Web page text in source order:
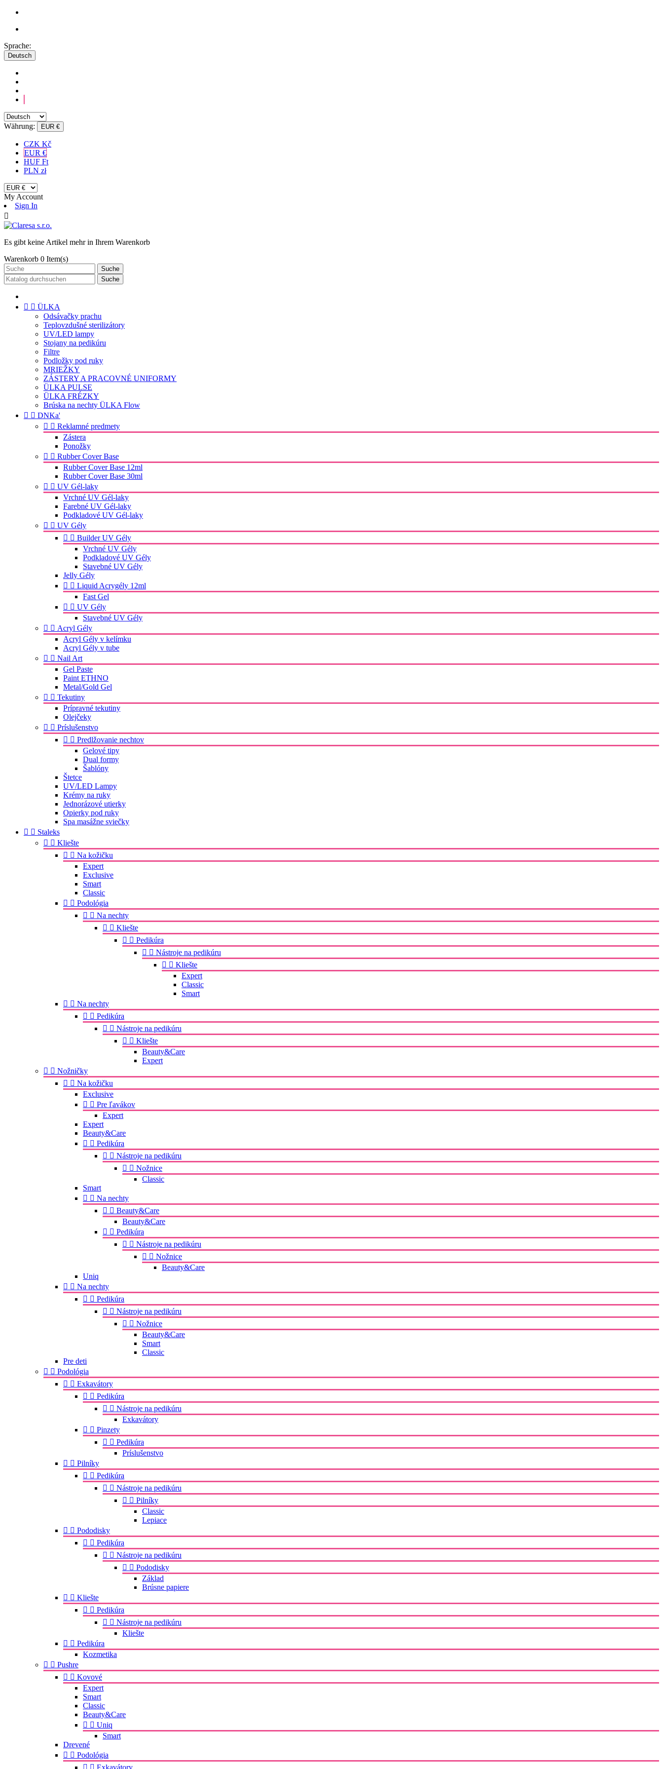
Sprache:
Deutsch
Währung: EUR €
CZK Kč
EUR €
HUF Ft
PLN zł
My Account
Sign In

Es gibt keine Artikel mehr in Ihrem Warenkorb
Warenkorb 0 Item(s)
Suche
Suche
  ÜLKA
Odsávačky prachu
Teplovzdušné sterilizátory
UV/LED lampy
Stojany na pedikúru
Filtre
Podložky pod ruky
MRIEŽKY
ZÁSTERY A PRACOVNÉ UNIFORMY
ÜLKA PULSE
ÜLKA FRÉZKY
Brúska na nechty ÜLKA Flow
  DNKa'
  Reklamné predmety
Zástera
Ponožky
  Rubber Cover Base
Rubber Cover Base 12ml
Rubber Cover Base 30ml
  UV Gél-laky
Vrchné UV Gél-laky
Farebné UV Gél-laky
Podkladové UV Gél-laky
  UV Gély
  Builder UV Gély
Vrchné UV Gély
Podkladové UV Gély
Stavebné UV Gély
Jelly Gély
  Liquid Acrygély 12ml
Fast Gel
  UV Gély
Stavebné UV Gély
  Acryl Gély
Acryl Gély v kelímku
Acryl Gély v tube
  Nail Art
Gel Paste
Paint ETHNO
Metal/Gold Gel
  Tekutiny
Prípravné tekutiny
Olejčeky
  Príslušenstvo
  Predlžovanie nechtov
Gelové tipy
Dual formy
Šablóny
Štetce
UV/LED Lampy
Krémy na ruky
Jednorázové utierky
Opierky pod ruky
Spa masážne sviečky
  Staleks
  Kliešte
  Na kožičku
Expert
Exclusive
Smart
Classic
  Podológia
  Na nechty
  Kliešte
  Pedikúra
  Nástroje na pedikúru
  Kliešte
Expert
Classic
Smart
  Na nechty
  Pedikúra
  Nástroje na pedikúru
  Kliešte
Beauty&Care
Expert
  Nožničky
  Na kožičku
Exclusive
  Pre ľavákov
Expert
Expert
Beauty&Care
  Pedikúra
  Nástroje na pedikúru
  Nožnice
Classic
Smart
  Na nechty
  Beauty&Care
Beauty&Care
  Pedikúra
  Nástroje na pedikúru
  Nožnice
Beauty&Care
Uniq
  Na nechty
  Pedikúra
  Nástroje na pedikúru
  Nožnice
Beauty&Care
Smart
Classic
Pre deti
  Podológia
  Exkavátory
  Pedikúra
  Nástroje na pedikúru
Exkavátory
  Pinzety
  Pedikúra
Príslušenstvo
  Pilníky
  Pedikúra
  Nástroje na pedikúru
  Pilníky
Classic
Lepiace
  Pododisky
  Pedikúra
  Nástroje na pedikúru
  Pododisky
Základ
Brúsne papiere
  Kliešte
  Pedikúra
  Nástroje na pedikúru
Kliešte
  Pedikúra
Kozmetika
  Pushre
  Kovové
Expert
Smart
Classic
Beauty&Care
  Uniq
Smart
Drevené
  Podológia
  Exkavátory